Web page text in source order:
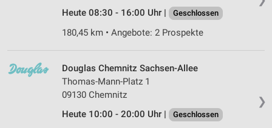
Heute 08:30 - 16:00 Uhr | Geschlossen
180,45 km • Angebote: 2 Prospekte
❯
Douglas Chemnitz Sachsen-Allee
Thomas-Mann-Platz 1
09130 Chemnitz
Heute 10:00 - 20:00 Uhr |
Geschlossen